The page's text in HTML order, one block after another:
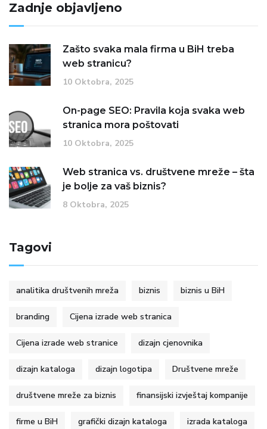
Zadnje objavljeno
Zašto svaka mala firma u BiH treba
web stranicu?
10 Oktobra, 2025
On-page SEO: Pravila koja svaka web
stranica mora poštovati
10 Oktobra, 2025
Web stranica vs. društvene mreže – šta
je bolje za vaš biznis?
8 Oktobra, 2025
Tagovi
analitika društvenih mreža biznis biznis u BiH
branding Cijena izrade web stranica
Cijena izrade web stranice dizajn cjenovnika
dizajn kataloga dizajn logotipa Društvene mreže
društvene mreže za biznis finansijski izvještaj kompanije
firme u BiH grafički dizajn kataloga izrada kataloga